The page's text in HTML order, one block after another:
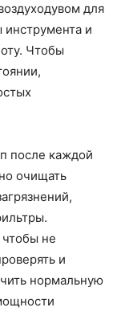
для
инструмента и
Чтобы
после каждой
очищать
не
и
нормальную